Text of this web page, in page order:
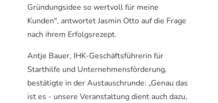
Gründungsidee so wertvoll für meine
Kunden", antwortet Jasmin Otto auf die Frage
nach ihrem Erfolgsrezept.
Antje Bauer, IHK-Geschäftsführerin für
Starthilfe und Unternehmensförderung,
bestätigte in der Austauschrunde: „Genau das
ist es - unsere Veranstaltung dient auch dazu,